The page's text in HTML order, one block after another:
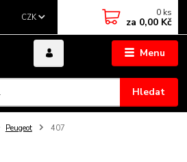
Menu
CZK
Hledat
0 ks
za 0,00 Kč
Peugeot 407